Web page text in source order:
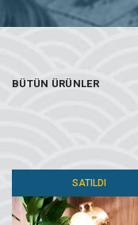
BÜTÜN ÜRÜNLER
SATILDI